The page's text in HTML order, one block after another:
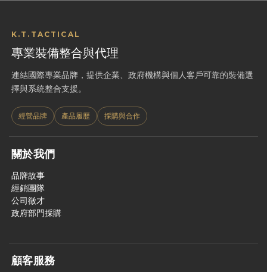
K.T.TACTICAL
專業裝備整合與代理
連結國際專業品牌，提供企業、政府機構與個人客戶可靠的裝備選
擇與系統整合支援。
經營品牌 產品履歷 採購與合作
關於我們
品牌故事
經銷團隊
公司徵才
政府部門採購
顧客服務